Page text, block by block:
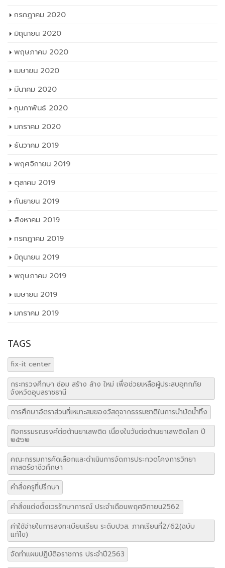
กรกฎาคม 2020
มิถุนายน 2020
พฤษภาคม 2020
เมษายน 2020
มีนาคม 2020
กุมภาพันธ์ 2020
มกราคม 2020
ธันวาคม 2019
พฤศจิกายน 2019
ตุลาคม 2019
กันยายน 2019
สิงหาคม 2019
กรกฎาคม 2019
มิถุนายน 2019
พฤษภาคม 2019
เมษายน 2019
มกราคม 2019
TAGS
fix-it center
กระทรวงศึกษา ซ่อม สร้าง ล้าง ใหม่ เพื่อช่วยเหลือผู้ประสบอุทกภัย
จังหวัดอุบลราชธานี
การศึกษาอัตราส่วนที่เหมาะสมของวัสดุจากธรรมชาติในการบำบัดน้ำทิ้ง
กิจกรรมรณรงค์ต่อต้านยาเสพติด เนื่องในวันต่อต้านยาเสพติดโลก ปี
๒๕๖๒
คณะกรรมการคัดเลือกและดำเนินการจัดการประกวดโคงการวิทยา
ศาสตร์อาชีวศึกษา
คำสั่งครูที่ปรึกษา
คำสั่งแต่งตั้งเวรรักษาการณ์ ประจำเดือนพฤศจิกายน2562
ค่าใช้จ่ายในการลงทะเบียนเรียน ระดับปวส. ภาคเรียนที่2/62(ฉบับ
แก้ไข)
จัดทำแผนปฏิบัติอราชการ ประจำปี2563